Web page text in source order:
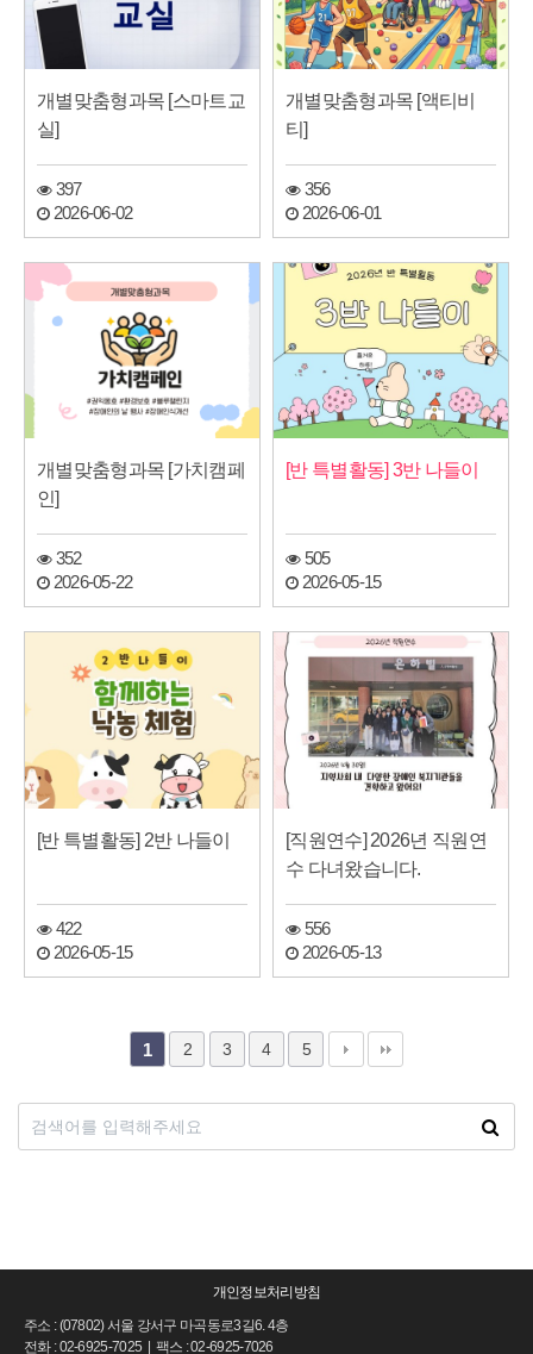
개별맞춤형과목 [스마트교
실]
397
2026-06-02
개별맞춤형과목 [액티비
티]
356
2026-06-01
개별맞춤형과목 [가치캠페
인]
352
2026-05-22
[반 특별활동] 3반 나들이
505
2026-05-15
[반 특별활동] 2반 나들이
422
2026-05-15
[직원연수] 2026년 직원연
수 다녀왔습니다.
556
2026-05-13
1 2 3 4 5
개인정보처리방침
주소 : (07802) 서울 강서구 마곡동로3길6. 4층
전화 : 02-6925-7025 | 팩스 : 02-6925-7026